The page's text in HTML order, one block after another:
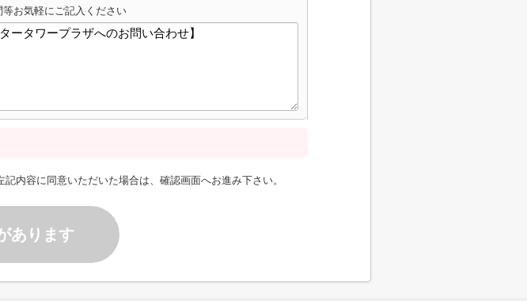
お気軽にご記入ください
内容に同意いただいた場合は、確認画面へお進み下さい。
あります